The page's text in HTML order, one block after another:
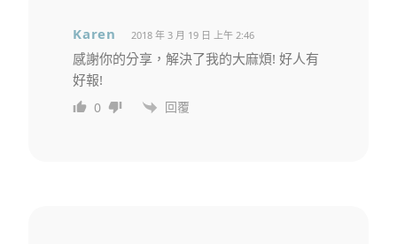
Karen 2018 年 3 月 19 日 上午 2:46
感謝你的分享，解決了我的大麻煩! 好人有
好報!
0 回覆